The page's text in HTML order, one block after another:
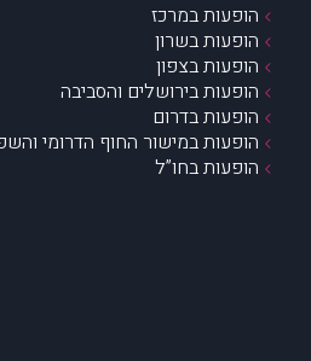
הופעות במרכז
הופעות בשרון
הופעות בצפון
הופעות בירושלים והסביבה
הופעות בדרום
הופעות במישור החוף הדרומי
הופעות בחו”ל